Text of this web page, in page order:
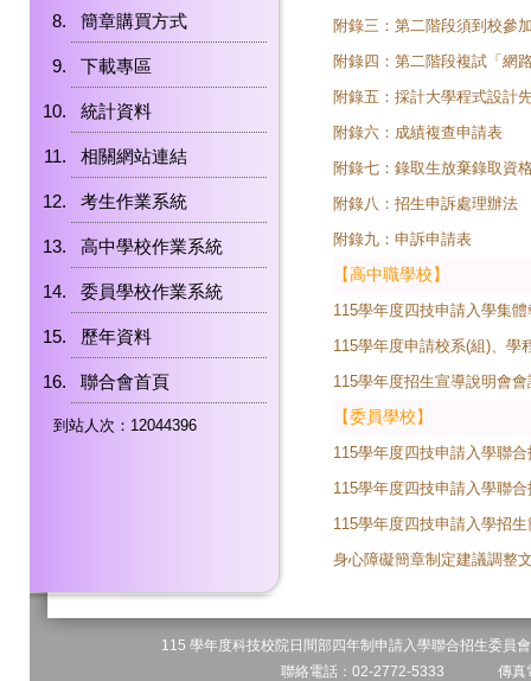
簡章購買方式
下載專區
統計資料
相關網站連結
考生作業系統
高中學校作業系統
委員學校作業系統
歷年資料
聯合會首頁
到站人次：12044396
附錄三： 第二階段須到校參
附錄四： 第二階段複試「網
附錄五： 採計大學程式設計
附錄六： 成績複查申請表
附錄七： 錄取生放棄錄取資
附錄八： 招生申訴處理辦法
附錄九： 申訴申請表
【高中職學校】
115學年度四技申請入學集
115學年度申請校系(組)、學
115學年度招生宣導說明會會
【委員學校】
115學年度四技申請入學聯
115學年度四技申請入學聯
115學年度四技申請入學招
身心障礙簡章制定建議調整
115 學年度科技校院日間部四年制申請入學聯合招生委
聯絡電話：02-2772-5333 傳